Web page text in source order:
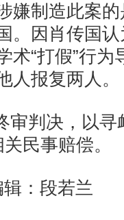
嫌制造此案
。因肖传国
术“打假”行为
人报复两人。
审判决，以
民事赔偿。
：段若兰